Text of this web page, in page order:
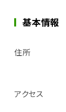
基本情報
住所
アクセス